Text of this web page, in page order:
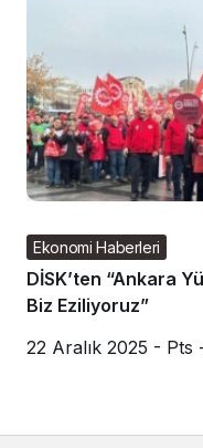
Ekonomi Haberleri
DİSK’ten “Ankara
Biz Eziliyoruz”
22 Aralık 2025 - Pts